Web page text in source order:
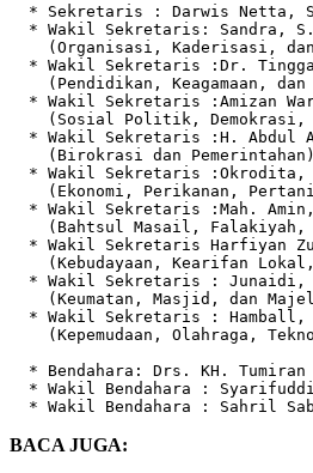
* Sekretaris : Darwis Netta,
* Wakil Sekretaris: Sandra,
(Organisasi, Kaderisasi,
* Wakil Sekretaris :Dr.
(Pendidikan, Keagamaan,
* Wakil Sekretaris :Amizan
(Sosial Politik, Demokrasi,
* Wakil Sekretaris :H. Abdul
    (Birokrasi dan Pemerintahan)
* Wakil Sekretaris :Okrodita,
(Ekonomi, Perikanan,
* Wakil Sekretaris :Mah.
(Bahtsul Masail, Falakiyah,
* Wakil Sekretaris Harfiyan
(Kebudayaan, Kearifan
* Wakil Sekretaris : Junaidi,
(Keumatan, Masjid, dan
* Wakil Sekretaris : Hamball,
(Kepemudaan, Olahraga,
* Bendahara: Drs. KH. Tumiran
* Wakil Bendahara :
* Wakil Bendahara : Sahril
BACA JUGA: